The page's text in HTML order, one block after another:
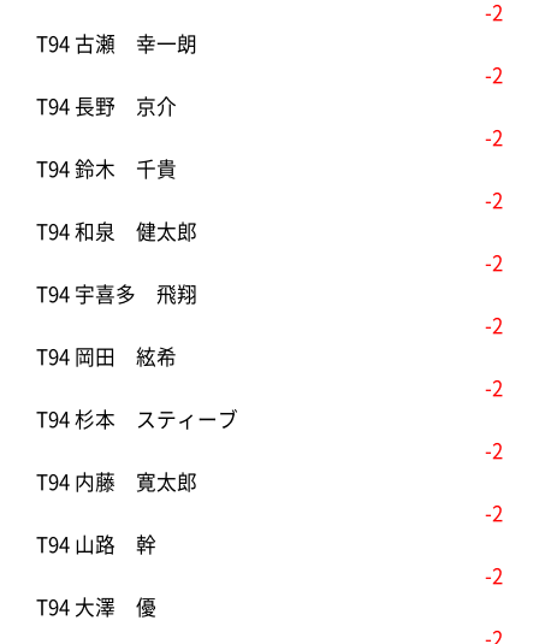
-2
T94 古瀬 幸一朗
-2
T94 長野 京介
-2
T94 鈴木 千貴
-2
T94 和泉 健太郎
-2
T94 宇喜多 飛翔
-2
T94 岡田 絃希
-2
T94 杉本 スティーブ
-2
T94 内藤 寛太郎
-2
T94 山路 幹
-2
T94 大澤 優
-2